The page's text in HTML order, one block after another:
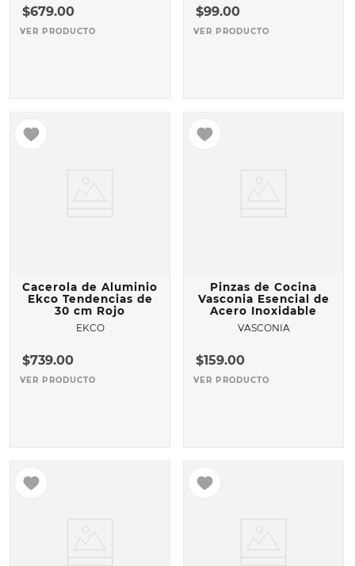
$679.00
VER PRODUCTO
$99.00
VER PRODUCTO
Cacerola de Aluminio
Ekco Tendencias de
30 cm Rojo
EKCO
$739.00
VER PRODUCTO
Pinzas de Cocina
Vasconia Esencial de
Acero Inoxidable
VASCONIA
$159.00
VER PRODUCTO